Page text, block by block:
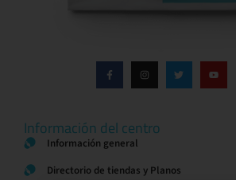
Información del centro
Información general
Directorio de tiendas y Planos